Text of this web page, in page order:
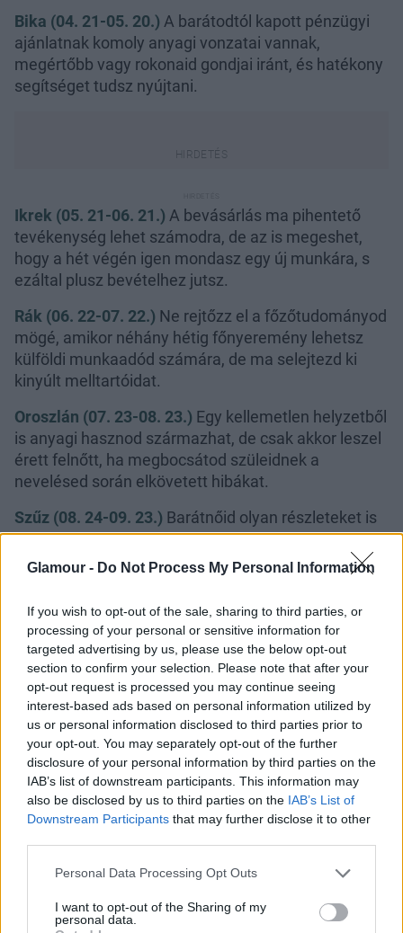
Glamour - Do Not Process My Personal Information
If you wish to opt-out of the sale, sharing to third parties, or
processing of your personal or sensitive information for
targeted advertising by us, please use the below opt-out
section to confirm your selection. Please note that after your
opt-out request is processed you may continue seeing
interest-based ads based on personal information utilized by
us or personal information disclosed to third parties prior to
your opt-out. You may separately opt-out of the further
disclosure of your personal information by third parties on the
IAB’s list of downstream participants. This information may
also be disclosed by us to third parties on the IAB’s List of
Downstream Participants that may further disclose it to other
Please note that this website/app uses one or more Google
not limited to your visit or usage behaviour. You may click to
grant or deny consent to Google and its third-party tags to
Personal Data Processing Opt Outs
I want to opt-out of the Sharing of my
personal data.
Bika (04. 21-05. 20.) A barátodtól kapott pénzügyi
ajánlatnak komoly anyagi vonzatai vannak,
megértőbb vagy rokonaid gondjai iránt, és hatékony
segítséget tudsz nyújtani.
Ikrek (05. 21-06. 21.) A bevásárlás ma pihentető
tevékenység lehet számodra, de az is megeshet,
hogy a hét végén igen mondasz egy új munkára, s
ezáltal plusz bevételhez jutsz.
Rák (06. 22-07. 22.) Ne rejtőzz el a főzőtudományod
mögé, amikor néhány hétig főnyeremény lehetsz
külföldi munkaadód számára, de ma selejtezd ki
kinyúlt melltartóidat.
Oroszlán (07. 23-08. 23.) Egy kellemetlen helyzetből
is anyagi hasznod származhat, de csak akkor leszel
érett felnőtt, ha megbocsátod szüleidnek a
nevelésed során elkövetett hibákat.
Szűz (08. 24-09. 23.) Barátnőid olyan részleteket is
tudni akarnak a pasidról, amitől az érintett herceg
hátán felállna a szőr, te viszont arról faggasd ki a
fickót, milyen kaját és bort szeret.
Mérleg (09. 24-10. 23.)Szombaton ne tedd fel
magadra a „Kizárólag irodai használatra„ címkét, de
ne csak a magad erejéből akarj érvényesülni, vedd
igénybe a családi támogatást.
Skorpió (10. 24-11. 22.)Kedvesed (gyermeked) azt
is biztosítva akarja látni, hogy nemcsak az érzelmek,
hanem a gondolatok szintjén is megérted őt - csak
figyelj a szíved szavára.
Nyilas (11. 23-12. 21.)Menj ki piacra, vegyél házilag
készített lekvárokat, friss zöldségeket, de ha
spagetti pestoval a tányérodra.
Bak (12. 22-01. 20.)
Amennyiben a párodtól várod a